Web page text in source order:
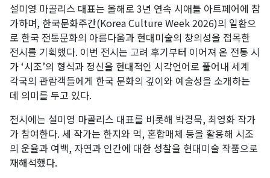
설미영 마골리스 대표는 올해로 3년 연속 시애틀 아트페어에 참
가하며, 한국문화주간(Korea Culture Week 2026)의 일환으
로 한국 전통문화의 아름다움과 현대미술의 창의성을 접목한
전시를 기획했다. 이번 전시는 고려 후기부터 이어져 온 전통 시
가 ‘시조’의 형식과 정신을 현대적인 시각언어로 풀어내 세계
각국의 관람객들에게 한국 문화의 깊이와 예술성을 소개하는
데 의미를 두고 있다.
전시에는 설미영 마골리스 대표를 비롯해 박경묵, 최영화 작가
가 참여한다. 세 작가는 한지와 먹, 혼합매체 등을 활용해 시조
의 운율과 여백, 자연과 인간에 대한 성찰을 현대미술 작품으로
재해석했다.